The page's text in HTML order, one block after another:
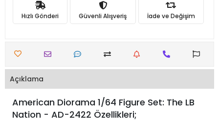
Hızlı Gönderi Güvenli Alışveriş İade ve Değişim
Açıklama
American Diorama 1/64 Figure Set: The LB
Nation - AD-2422 Özellikleri;